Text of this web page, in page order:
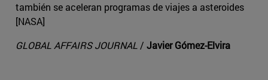
también se aceleran programas de viajes a asteroides
[NASA]
GLOBAL AFFAIRS JOURNAL / Javier Gómez-Elvira